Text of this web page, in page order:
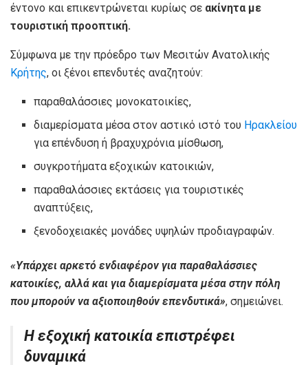
έντονο και επικεντρώνεται κυρίως σε ακίνητα με
τουριστική προοπτική.
Σύμφωνα με την πρόεδρο των Μεσιτών Ανατολικής
Κρήτης, οι ξένοι επενδυτές αναζητούν:
παραθαλάσσιες μονοκατοικίες,
διαμερίσματα μέσα στον αστικό ιστό του Ηρακλείου
για επένδυση ή βραχυχρόνια μίσθωση,
συγκροτήματα εξοχικών κατοικιών,
παραθαλάσσιες εκτάσεις για τουριστικές
αναπτύξεις,
ξενοδοχειακές μονάδες υψηλών προδιαγραφών.
«Υπάρχει αρκετό ενδιαφέρον για παραθαλάσσιες
κατοικίες, αλλά και για διαμερίσματα μέσα στην πόλη
που μπορούν να αξιοποιηθούν επενδυτικά», σημειώνει.
Η εξοχική κατοικία επιστρέφει
δυναμικά